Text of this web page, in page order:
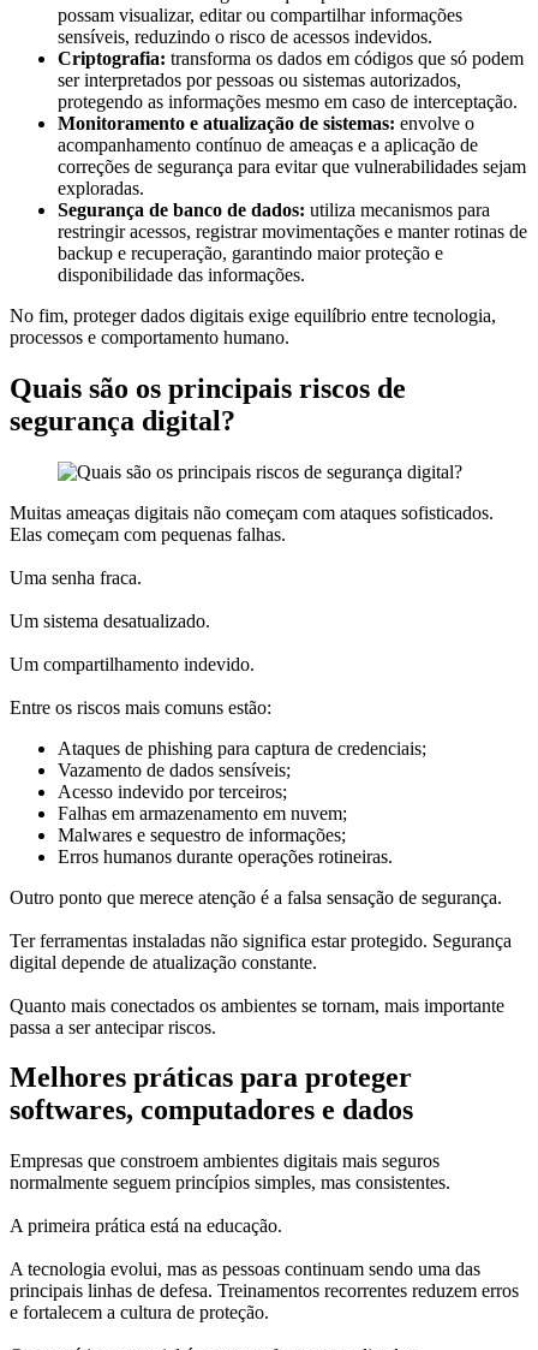
possam visualizar, editar ou compartilhar informações
sensíveis, reduzindo o risco de acessos indevidos.
Criptografia: transforma os dados em códigos que só podem
ser interpretados por pessoas ou sistemas autorizados,
protegendo as informações mesmo em caso de interceptação.
Monitoramento e atualização de sistemas: envolve o
acompanhamento contínuo de ameaças e a aplicação de
correções de segurança para evitar que vulnerabilidades sejam
exploradas.
Segurança de banco de dados: utiliza mecanismos para
restringir acessos, registrar movimentações e manter rotinas de
backup e recuperação, garantindo maior proteção e
disponibilidade das informações.
No fim, proteger dados digitais exige equilíbrio entre tecnologia,
processos e comportamento humano.
Quais são os principais riscos de
segurança digital?
Muitas ameaças digitais não começam com ataques sofisticados.
Elas começam com pequenas falhas.
Uma senha fraca.
Um sistema desatualizado.
Um compartilhamento indevido.
Entre os riscos mais comuns estão:
Ataques de phishing para captura de credenciais;
Vazamento de dados sensíveis;
Acesso indevido por terceiros;
Falhas em armazenamento em nuvem;
Malwares e sequestro de informações;
Erros humanos durante operações rotineiras.
Outro ponto que merece atenção é a falsa sensação de segurança.
Ter ferramentas instaladas não significa estar protegido. Segurança
digital depende de atualização constante.
Quanto mais conectados os ambientes se tornam, mais importante
passa a ser antecipar riscos.
Melhores práticas para proteger
softwares, computadores e dados
Empresas que constroem ambientes digitais mais seguros
normalmente seguem princípios simples, mas consistentes.
A primeira prática está na educação.
A tecnologia evolui, mas as pessoas continuam sendo uma das
principais linhas de defesa. Treinamentos recorrentes reduzem erros
e fortalecem a cultura de proteção.